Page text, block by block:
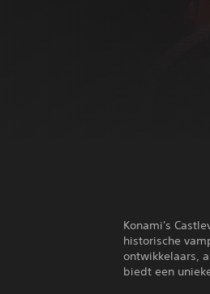
Konami's
historische
ontwikkelaars,
biedt een